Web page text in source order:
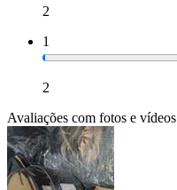
2
1
2
Avaliações com fotos e vídeos